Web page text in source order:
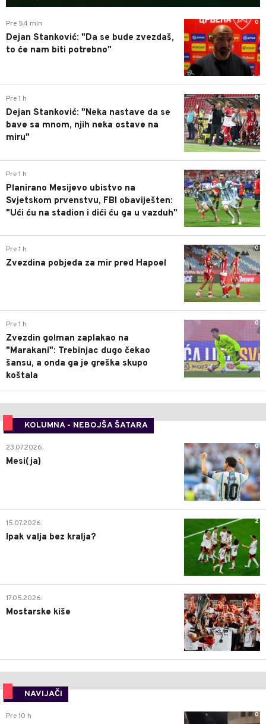
0
Pre 54 min
Dejan Stanković: "Da se bude zvezdaš,
to će nam biti potrebno"
0
Pre 1 h
Dejan Stanković: "Neka nastave da se
bave sa mnom, njih neka ostave na
miru"
0
Pre 1 h
Planirano Mesijevo ubistvo na
Svjetskom prvenstvu, FBI obaviješten:
"Ući ću na stadion i dići ću ga u vazduh"
0
Pre 1 h
Zvezdina pobjeda za mir pred Hapoel
0
Pre 1 h
Zvezdin golman zaplakao na
"Marakani": Trebinjac dugo čekao
šansu, a onda ga je greška skupo
koštala
KOLUMNA - NEBOJŠA ŠATARA
0
23.07.2026.
Mesi(ja)
2
15.07.2026.
Ipak valja bez kralja?
0
17.05.2026.
Mostarske kiše
NAVIJAČI
0
Pre 10 h